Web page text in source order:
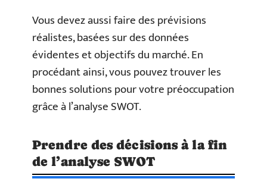
Vous devez aussi faire des prévisions
réalistes, basées sur des données
évidentes et objectifs du marché. En
procédant ainsi, vous pouvez trouver les
bonnes solutions pour votre préoccupation
grâce à l’analyse SWOT.
Prendre des décisions à la fin
de l’analyse SWOT